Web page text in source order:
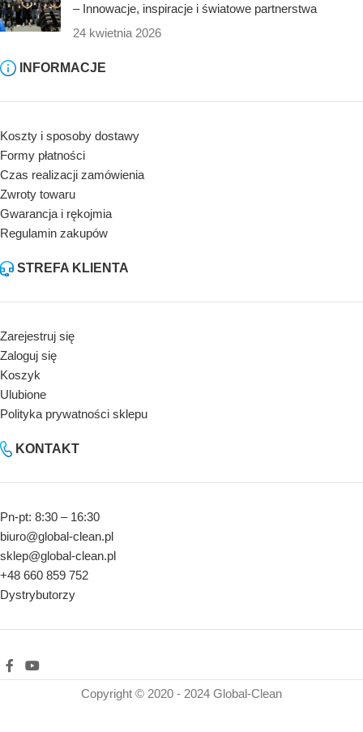
– Innowacje, inspiracje i światowe partnerstwa
24 kwietnia 2026
INFORMACJE
Koszty i sposoby dostawy
Formy płatności
Czas realizacji zamówienia
Zwroty towaru
Gwarancja i rękojmia
Regulamin zakupów
STREFA KLIENTA
Zarejestruj się
Zaloguj się
Koszyk
Ulubione
Polityka prywatności sklepu
KONTAKT
Pn-pt: 8:30 – 16:30
biuro@global-clean.pl
sklep@global-clean.pl
+48 660 859 752
Dystrybutorzy
Copyright © 2020 - 2024 Global-Clean